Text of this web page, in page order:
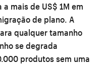
mais de US$ 1M em
de plano. A
qualquer tamanho
se degrada
produtos sem uma